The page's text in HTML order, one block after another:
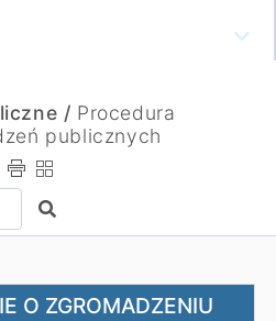
/ Procedura
publicznych
Szukaj
PUBLICZNYM
O ZGROMADZENIU